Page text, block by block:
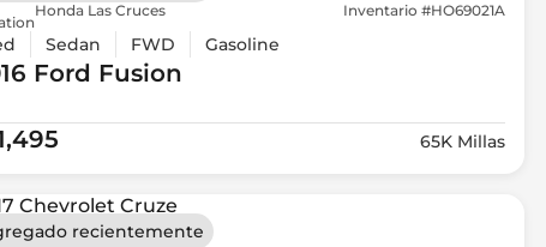
Honda Las Cruces Inventario #HO69021A
Sedan FWD Gasoline
Ford Fusion
65K Millas
recientemente